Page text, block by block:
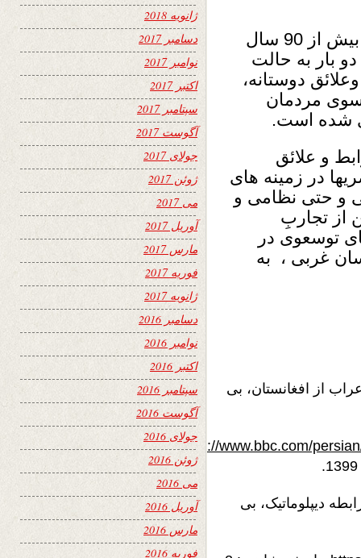
به رغم آن‌که روابط میان کابل و قاهره در بیش از 90 سال
بار به حالت
دوستانه،
سوی مردمان
شده است.
و علائق
در زمینه های
و حتی نظامی و
از تجاربِ
توسعوی در
غربی ، به
اعراب از افغانستان، بی
https://www.bbc.com/
افغانستان و مصر، 90 سال رابطه دیپلوماتیک، بی
ژانویه 2018
دسامبر 2017
نوامبر 2017
اکتبر 2017
سپتامبر 2017
آگوست 2017
جولای 2017
ژوئن 2017
می 2017
آوریل 2017
مارس 2017
فوریه 2017
ژانویه 2017
دسامبر 2016
نوامبر 2016
اکتبر 2016
سپتامبر 2016
آگوست 2016
جولای 2016
ژوئن 2016
می 2016
آوریل 2016
مارس 2016
فوریه 2016